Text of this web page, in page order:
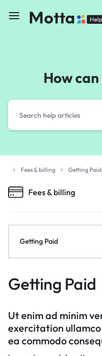
How
Fees & billing Getting Paid
Fees & billing
Getting Paid
Ut enim ad minim
exercitation
ea commodo
Getting Paid